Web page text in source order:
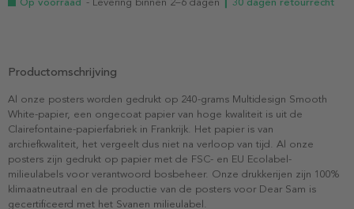
Productomschrijving
Al onze posters worden gedrukt op 240-grams Multidesign Smooth
White-papier, een ongecoat papier van hoge kwaliteit is uit de
Clairefontaine-papierfabriek in Frankrijk. Het papier is van
archiefkwaliteit, het vergeelt dus niet na verloop van tijd. Al onze
posters zijn gedrukt op papier met de FSC- en EU Ecolabel-
milieulabels voor verantwoord bosbeheer. Onze drukkerijen zijn 100%
klimaatneutraal en de productie van de posters voor Dear Sam is
gecertificeerd met het Svanen milieulabel.